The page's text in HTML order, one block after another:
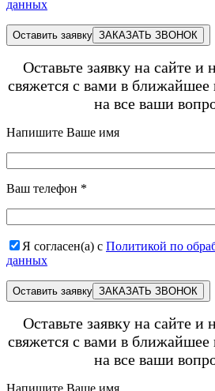
данных
Оставить заявку
Оставьте заявку на сайте
свяжется с вами в ближайшее
на все ваши
Напишите Ваше имя
Ваш телефон *
Я согласен(а) с Политикой по
данных
Оставить заявку
Оставьте заявку на сайте
свяжется с вами в ближайшее
на все ваши
Напишите Ваше имя